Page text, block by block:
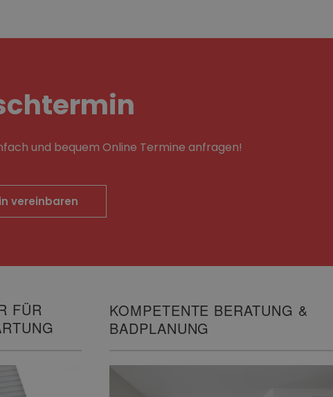
und bequem Online Termine anfragen!
vereinbaren
FÜR
KOMPETENTE BERATUNG &
BADPLANUNG